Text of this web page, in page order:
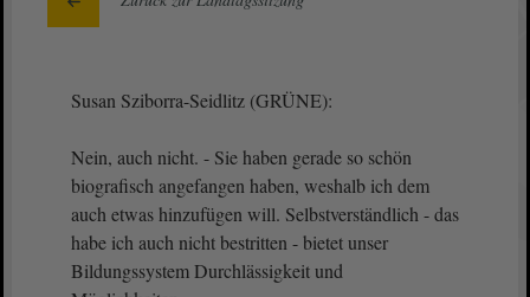
Susan Sziborra-Seidlitz (GRÜNE):
Nein, auch nicht. - Sie haben gerade so schön
biografisch angefangen haben, weshalb ich dem
auch etwas hinzufügen will. Selbstverständlich - das
habe ich auch nicht bestritten - bietet unser
Bildungssystem Durchlässigkeit und